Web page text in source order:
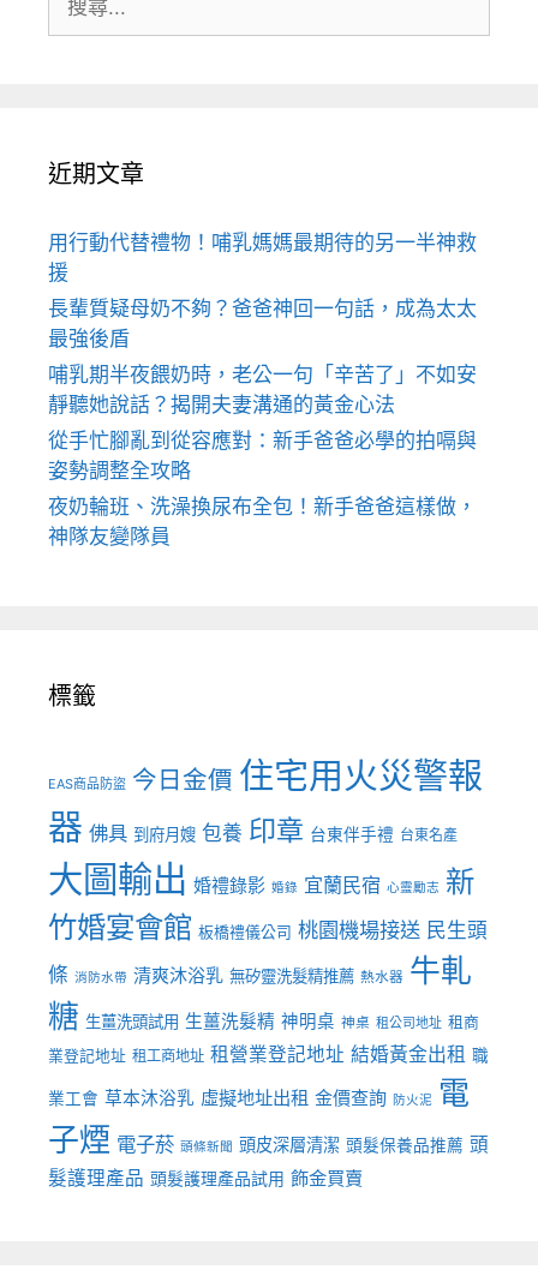
尋:
近期文章
用行動代替禮物！哺乳媽媽最期待的另一半神救
援
長輩質疑母奶不夠？爸爸神回一句話，成為太太
最強後盾
哺乳期半夜餵奶時，老公一句「辛苦了」不如安
靜聽她說話？揭開夫妻溝通的黃金心法
從手忙腳亂到從容應對：新手爸爸必學的拍嗝與
姿勢調整全攻略
夜奶輪班、洗澡換尿布全包！新手爸爸這樣做，
神隊友變隊員
標籤
EAS商品防盜 今日金價 住宅用火災警報
器 佛具 到府月嫂 包養 印章 台東伴手禮 台東名產
大圖輸出 婚禮錄影 婚錄 宜蘭民宿 心靈勵志 新
竹婚宴會館 板橋禮儀公司 桃園機場接送 民生頭
條 消防水帶 清爽沐浴乳 無矽靈洗髮精推薦 熱水器 牛軋
糖 生薑洗頭試用 生薑洗髮精 神明桌 神桌 租公司地址 租商
業登記地址 租工商地址 租營業登記地址 結婚黃金出租 職
業工會 草本沐浴乳 虛擬地址出租 金價查詢 防火泥
電
子煙 電子菸 頭條新聞 頭皮深層清潔 頭髮保養品推薦 頭
髮護理產品 頭髮護理產品試用 飾金買賣